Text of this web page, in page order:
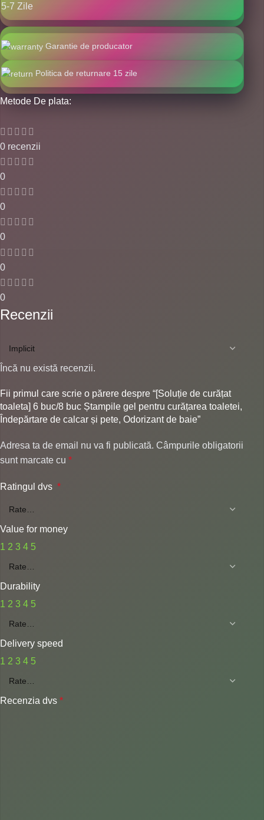
5-7 Zile
Garantie de producator
Politica de returnare 15 zile
Metode De plata:
0 recenzii
0
0
0
0
0
Recenzii
Încă nu există recenzii.
Fii primul care scrie o părere despre “[Soluție de curățat
toaleta] 6 buc/8 buc Ștampile gel pentru curățarea toaletei,
Îndepărtare de calcar și pete, Odorizant de baie”
Adresa ta de email nu va fi publicată. Câmpurile obligatorii
sunt marcate cu*
Ratingul dvs*
Value for money
1 2 3 4 5
Durability
1 2 3 4 5
Delivery speed
1 2 3 4 5
Recenzia dvs*